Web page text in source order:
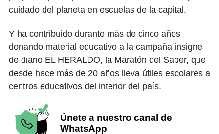
cuidado del planeta en escuelas de la capital.
Y ha contribuido durante más de cinco años
donando material educativo a la campaña insigne
de diario EL HERALDO, la Maratón del Saber, que
desde hace más de 20 años lleva útiles escolares a
centros educativos del interior del país.
Únete a nuestro canal de
WhatsApp